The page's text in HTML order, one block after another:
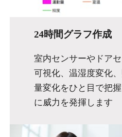
24時間グラフ作成
室内センサーやドア
可視化、温湿度変化
量変化をひと目で把
に威力を発揮します